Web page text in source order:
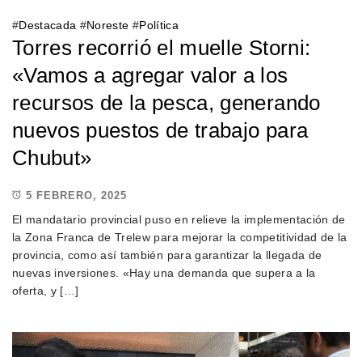
#Destacada #Noreste #Política
Torres recorrió el muelle Storni:
«Vamos a agregar valor a los
recursos de la pesca, generando
nuevos puestos de trabajo para
Chubut»
5 FEBRERO, 2025
El mandatario provincial puso en relieve la implementación de
la Zona Franca de Trelew para mejorar la competitividad de la
provincia, como así también para garantizar la llegada de
nuevas inversiones. «Hay una demanda que supera a la
oferta, y […]